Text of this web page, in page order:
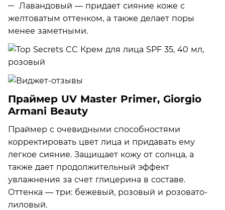
Лавандовый — придает сияние коже с
желтоватым оттенком, а также делает поры
менее заметными.
Праймер UV Master Primer, Giorgio
Armani Beauty
Праймер с очевидными способностями
корректировать цвет лица и придавать ему
легкое сияние. Защищает кожу от солнца, а
также дает продолжительный эффект
увлажнения за счет глицерина в составе.
Оттенка — три: бежевый, розовый и розовато-
лиловый.